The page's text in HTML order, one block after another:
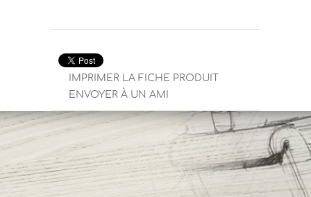
IMPRIMER LA FICHE PRODUIT
ENVOYER À UN AMI